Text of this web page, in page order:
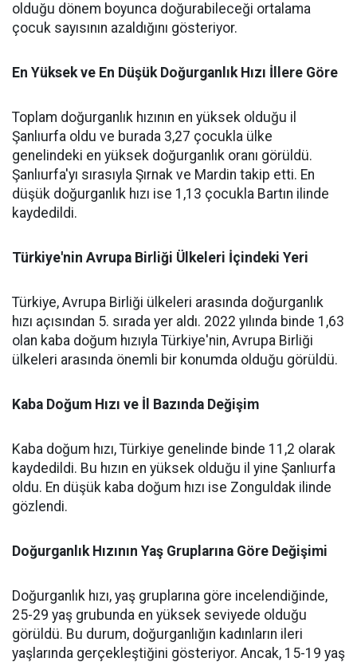
olduğu dönem boyunca doğurabileceği ortalama
çocuk sayısının azaldığını gösteriyor.
En Yüksek ve En Düşük Doğurganlık Hızı İllere Göre
Toplam doğurganlık hızının en yüksek olduğu il
Şanlıurfa oldu ve burada 3,27 çocukla ülke
genelindeki en yüksek doğurganlık oranı görüldü.
Şanlıurfa'yı sırasıyla Şırnak ve Mardin takip etti. En
düşük doğurganlık hızı ise 1,13 çocukla Bartın ilinde
kaydedildi.
Türkiye'nin Avrupa Birliği Ülkeleri İçindeki Yeri
Türkiye, Avrupa Birliği ülkeleri arasında doğurganlık
hızı açısından 5. sırada yer aldı. 2022 yılında binde 1,63
olan kaba doğum hızıyla Türkiye'nin, Avrupa Birliği
ülkeleri arasında önemli bir konumda olduğu görüldü.
Kaba Doğum Hızı ve İl Bazında Değişim
Kaba doğum hızı, Türkiye genelinde binde 11,2 olarak
kaydedildi. Bu hızın en yüksek olduğu il yine Şanlıurfa
oldu. En düşük kaba doğum hızı ise Zonguldak ilinde
gözlendi.
Doğurganlık Hızının Yaş Gruplarına Göre Değişimi
Doğurganlık hızı, yaş gruplarına göre incelendiğinde,
25-29 yaş grubunda en yüksek seviyede olduğu
görüldü. Bu durum, doğurganlığın kadınların ileri
yaşlarında gerçekleştiğini gösteriyor. Ancak, 15-19 yaş